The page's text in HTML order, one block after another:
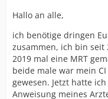
Hallo an alle,
ich benötige dringen
zusammen, ich bin seit
2019 mal eine MRT
beide male war mein
gewesen. Jetzt hatte
Anweisung meines